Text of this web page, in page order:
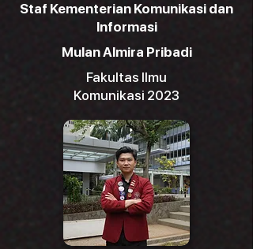
Staf Kementerian Komunikasi dan
Informasi
Mulan Almira Pribadi
Fakultas Ilmu
Komunikasi 2023